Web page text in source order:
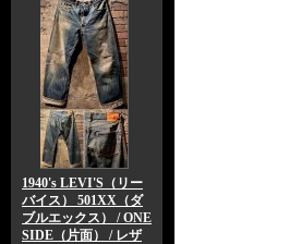
1940's LEVI'S（リー
バイス） 501XX（ダ
ブルエックス） / ONE
SIDE（片面） / レザ